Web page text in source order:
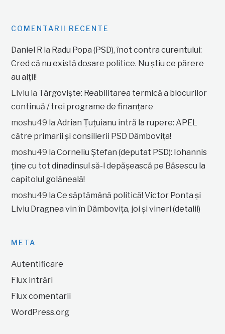
COMENTARII RECENTE
Daniel R la Radu Popa (PSD), înot contra curentului:
Cred că nu există dosare politice. Nu știu ce părere
au alții!
Liviu la Târgoviște: Reabilitarea termică a blocurilor
continuă / trei programe de finanțare
moshu49 la Adrian Țuțuianu intră la rupere: APEL
către primarii și consilierii PSD Dâmbovița!
moshu49 laCorneliu Ștefan (deputat PSD): Iohannis
ține cu tot dinadinsul să-l depășească pe Băsescu la
capitolul golăneală!
moshu49 laCe săptămână politică! Victor Ponta și
Liviu Dragnea vin în Dâmbovița, joi și vineri (detalii)
META
Autentificare
Flux intrări
Flux comentarii
WordPress.org